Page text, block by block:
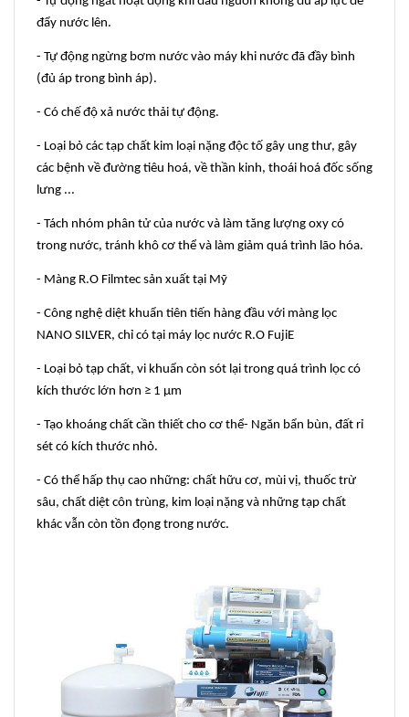
đẩy nước lên.
- Tự động ngừng bơm nước vào máy khi nước đã đầy bình
(đủ áp trong bình áp).
- Có chế độ xả nước thải tự động.
- Loại bỏ các tạp chất kim loại nặng độc tố gây ung thư, gây
các bệnh về đường tiêu hoá, về thần kinh, thoái hoá đốc sống
lưng ...
- Tách nhóm phân tử của nước và làm tăng lượng oxy có
trong nước, tránh khô cơ thể và làm giảm quá trình lão hóa.
- Màng R.O Filmtec sản xuất tại Mỹ
- Công nghệ diệt khuẩn tiên tiến hàng đầu với màng lọc
NANO SILVER, chỉ có tại máy lọc nước R.O FujiE
- Loại bỏ tạp chất, vi khuẩn còn sót lại trong quá trình lọc có
kích thước lớn hơn ≥ 1 µm
- Tạo khoáng chất cần thiết cho cơ thể- Ngăn bẩn bùn, đất rỉ
sét có kích thước nhỏ.
- Có thể hấp thụ cao những: chất hữu cơ, mùi vị, thuốc trừ
sâu, chất diệt côn trùng, kim loại nặng và những tạp chất
khác vẫn còn tồn đọng trong nước.